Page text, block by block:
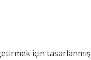
için tasarlanmış